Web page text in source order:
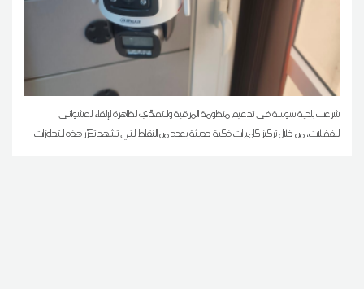
شرعت بلدية سوسة في تدعيم منظومة المراقبة والتصدّي لظاهرة الإلقاء العشوائي
للفضلات، من خلال تركيز كاميرات ذكية حديثة بعدد من النقاط التي تشهد تكرّر هذه التجاوزات